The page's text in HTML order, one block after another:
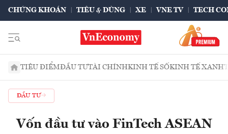
CHỨNG KHOÁN TIÊU & DÙNG XE VNE TV TECH
TIÊU ĐIỂMĐẦU TƯTÀI CHÍNHKINH TẾ SỐKINH TẾ XANH
ĐẦU TƯ
Vốn đầu tư vào FinTech ASEAN